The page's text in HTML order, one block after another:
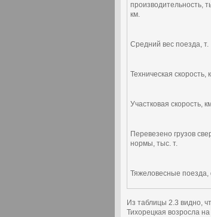
производительность,
км.
Средний вес поезда, т.
Техническая скорость,
Участковая скорость,
Перевезено грузов
нормы, тыс. т.
Тяжеловесные поезда,
Из таблицы 2.3 видно,
Тихорецкая возросла